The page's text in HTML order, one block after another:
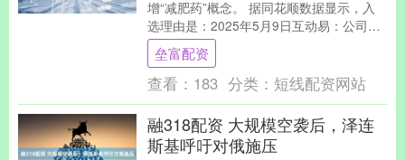
增“减肥药”概念。 据同花顺数据显示，入
选理由是：2025年5月9日互动易：公司经
营各类商品品规28万余个，包括药....
垒富配资
查看： 183 分类： 短线配资网站
融318配资 大规模空袭后，泽连
斯基呼吁对俄施压